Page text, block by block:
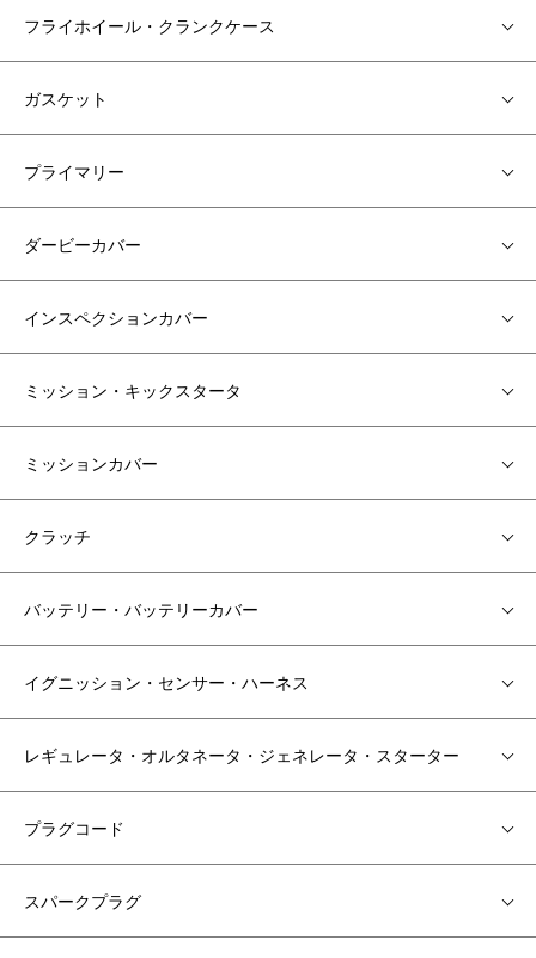
フライホイール・クランクケース
ガスケット
プライマリー
ダービーカバー
インスペクションカバー
ミッション・キックスタータ
ミッションカバー
クラッチ
バッテリー・バッテリーカバー
イグニッション・センサー・ハーネス
レギュレータ・オルタネータ・ジェネレータ・スターター
プラグコード
スパークプラグ